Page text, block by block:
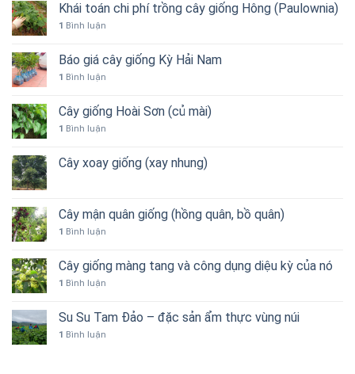
Khái toán chi phí trồng cây giống Hông (Paulownia)
1 Bình luận
Báo giá cây giống Kỳ Hải Nam
1 Bình luận
Cây giống Hoài Sơn (củ mài)
1 Bình luận
Cây xoay giống (xay nhung)
Cây mận quân giống (hồng quân, bồ quân)
1 Bình luận
Cây giống màng tang và công dụng diệu kỳ của nó
1 Bình luận
Su Su Tam Đảo – đặc sản ẩm thực vùng núi
1 Bình luận